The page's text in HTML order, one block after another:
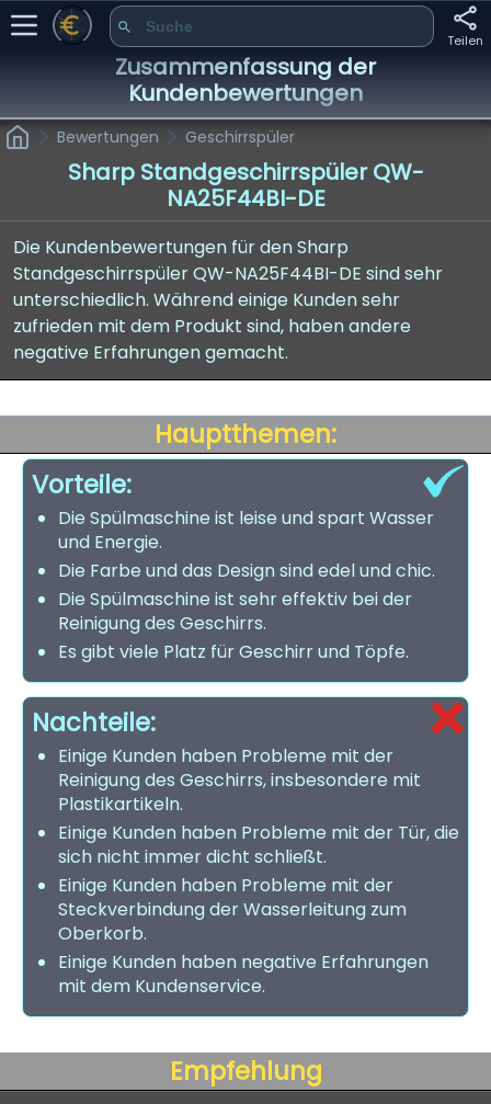
Teilen
Zusammenfassung der
Kundenbewertungen
Bewertungen Geschirrspüler
Sharp Standgeschirrspüler QW-
NA25F44BI-DE
Die Kundenbewertungen für den Sharp
Standgeschirrspüler QW-NA25F44BI-DE sind sehr
unterschiedlich. Während einige Kunden sehr
zufrieden mit dem Produkt sind, haben andere
negative Erfahrungen gemacht.
Hauptthemen:
Vorteile:
Die Spülmaschine ist leise und spart Wasser
und Energie.
Die Farbe und das Design sind edel und chic.
Die Spülmaschine ist sehr effektiv bei der
Reinigung des Geschirrs.
Es gibt viele Platz für Geschirr und Töpfe.
Nachteile:
Einige Kunden haben Probleme mit der
Reinigung des Geschirrs, insbesondere mit
Plastikartikeln.
Einige Kunden haben Probleme mit der Tür, die
sich nicht immer dicht schließt.
Einige Kunden haben Probleme mit der
Steckverbindung der Wasserleitung zum
Oberkorb.
Einige Kunden haben negative Erfahrungen
mit dem Kundenservice.
Empfehlung